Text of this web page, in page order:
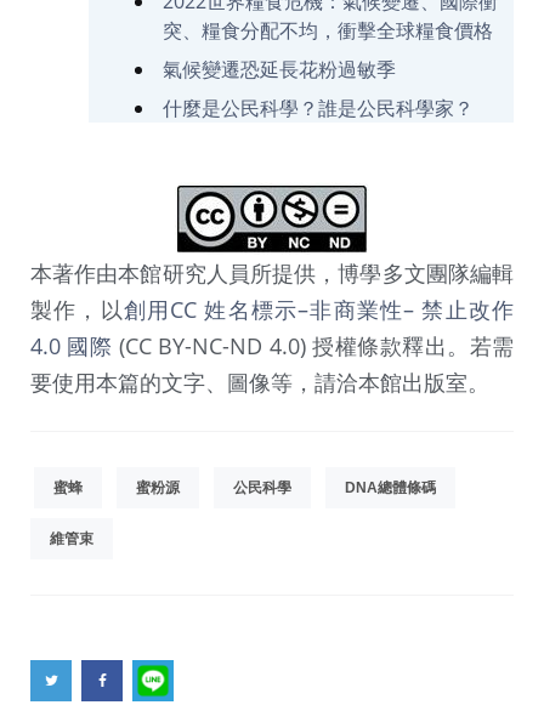
突、糧食分配不均，衝擊全球糧食價格
氣候變遷恐延長花粉過敏季
什麼是公民科學？誰是公民科學家？
本著作由本館研究人員所提供，博學多文團隊編輯
製作，以創用CC 姓名標示–非商業性– 禁止改作
4.0 國際 (CC BY-NC-ND 4.0) 授權條款釋出。若需
要使用本篇的文字、圖像等，請洽本館出版室。
蜜蜂 蜜粉源 公民科學 DNA總體條碼
維管束